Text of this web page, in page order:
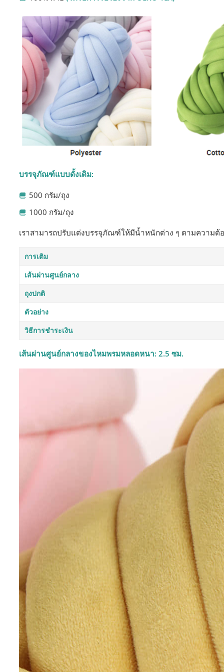
บรรจุภัณฑ์แบบดั้งเดิม:
500 กรัม/ถุง
1000 กรัม/ถุง
เราสามารถปรับแต่งบรรจุภัณฑ์ให้มีน้ำหนักต่าง ๆ ตามความต้
การเติม
เส้นผ่านศูนย์กลาง
ถุงปกติ
ตัวอย่าง
วิธีการชำระเงิน
เส้นผ่านศูนย์กลางของไหมพรมหลอดหนา: 2.5 ซม.